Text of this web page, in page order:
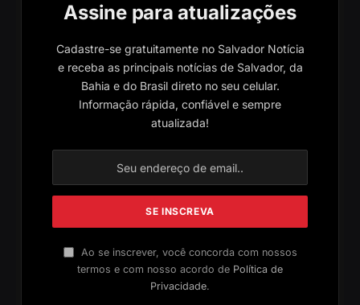
Assine para atualizações
Cadastre-se gratuitamente no Salvador Notícia
e receba as principais notícias de Salvador, da
Bahia e do Brasil direto no seu celular.
Informação rápida, confiável e sempre
atualizada!
Ao se inscrever, você concorda com nossos
termos e com nosso acordo de Política de
Privacidade.